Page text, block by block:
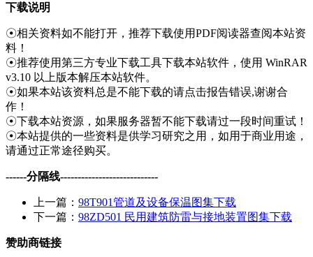
下载说明
☉相关资料如不能打开，推荐下载使用PDF阅读器查阅本站资
料！
☉推荐使用第三方专业下载工具下载本站软件，使用 WinRAR
v3.10 以上版本解压本站软件。
☉如果本站该资料总是不能下载的请点击报告错误,谢谢合
作！
☉下载本站资源，如果服务器暂不能下载请过一段时间重试！
☉本站提供的一些资料是供学习研究之用，如用于商业用途，
请通过正常途径购买。
------分隔线----------------------------
上一篇： 98T901管道及设备保温图集下载
下一篇： 98ZD501 民用建筑防雷与接地装置图集下载
赞助商链接